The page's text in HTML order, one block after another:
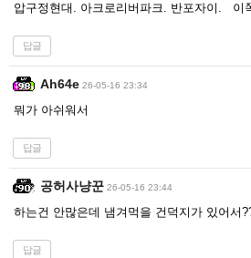
압구정현대. 아크로리버파크. 반포자이. 이
답글
Ah64e 26-05-16 23:34
뭐가 아쉬워서
답글
공허사냥꾼 26-05-16 23:44
하는건 안많은데 냄겨먹을 건덕지가 있어서
답글